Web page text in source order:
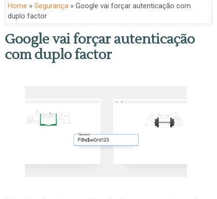
Home » Segurança » Google vai forçar autenticação com
duplo factor
Google vai forçar autenticação
com duplo factor